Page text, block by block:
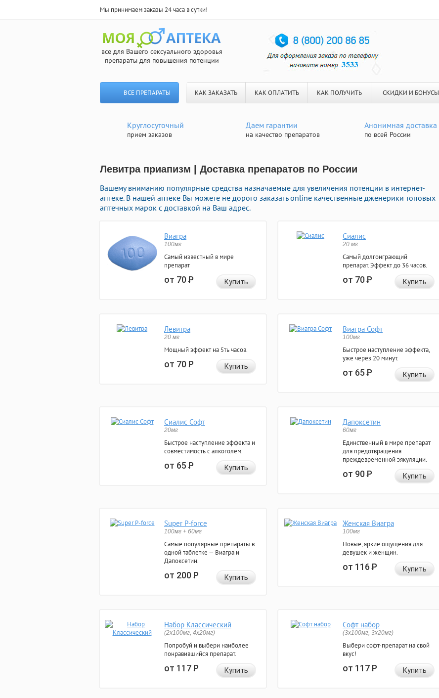
Мы принимаем заказы 24 часа в сутки!
все для Вашего сексуального здоровья
препараты для повышения потенции
ВСЕ ПРЕПАРАТЫ КАК ЗАКАЗАТЬ КАК ОПЛАТИТЬ КАК ПОЛУЧИТЬ СКИДКИ И БОНУСЫ
Круглосуточный
прием заказов
Даем гарантии
на качество препаратов
Анонимная доставка
по всей России
Левитра приапизм | Доставка препаратов по России
Вашему вниманию популярные средства назначаемые для увеличения потенции в интернет-
аптеке. В нашей аптеке Вы можете не дорого заказать online качественные дженерики топовых
аптечных марок с доставкой на Ваш адрес.
Виагра
100мг
Самый известный в мире
препарат
от 70Р Купить
Сиалис
20 мг
Самый долгоиграющий
препарат. Эффект до 36 часов.
от 70Р Купить
Левитра
20 мг
Мощный эффект на 5ть часов.
от 70Р Купить
Виагра Софт
100мг
Быстрое наступление эффекта,
уже через 20 минут.
от 65Р Купить
Сиалис Софт
20мг
Быстрое наступление эффекта и
совместимость с алкоголем.
от 65Р Купить
Дапоксетин
60мг
Единственный в мире препарат
для предотвращения
преждевременной эякуляции.
от 90Р Купить
Super P-force
100мг + 60мг
Самые популярные препараты в
одной таблетке — Виагра и
Дапоксетин.
от 200Р Купить
Женская Виагра
100мг
Новые, яркие ощущения для
девушек и женщин.
от 116Р Купить
Набор Классический
(2x100мг, 4x20мг)
Попробуй и выбери наиболее
понравившийся препарат.
от 117Р Купить
Софт набор
(3x100мг, 3x20мг)
Выбери софт-препарат на свой
вкус!
от 117Р Купить